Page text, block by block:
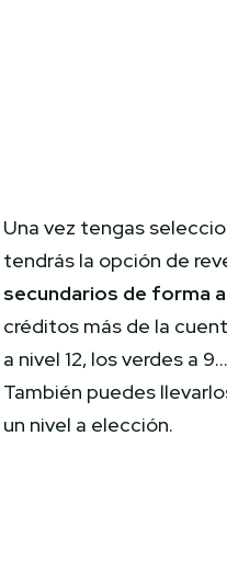
Una vez tengas
tendrás la opción de
secundarios de forma
créditos más de la
a nivel 12, los verdes a
También puedes
un nivel a elección.